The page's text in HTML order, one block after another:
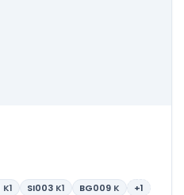
K1 SI003 K1 BG009 K +1